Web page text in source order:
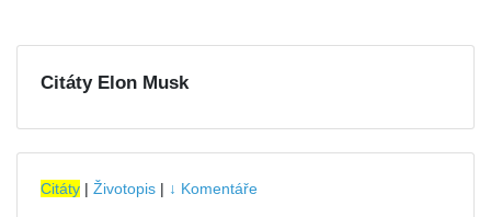
Citáty Elon Musk
Citáty | Životopis | ↓ Komentáře